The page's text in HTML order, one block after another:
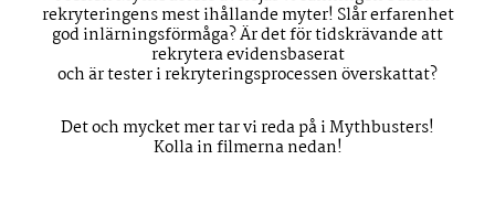
rekryteringens mest ihållande myter! Slår erfarenhet
god inlärningsförmåga? Är det för tidskrävande att
rekrytera evidensbaserat
och är tester i rekryteringsprocessen överskattat?
Det och mycket mer tar vi reda på i Mythbusters!
Kolla in filmerna nedan!